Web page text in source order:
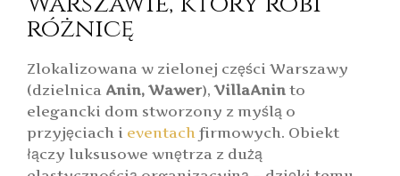
różnicę
Zlokalizowana w zielonej części Warszawy
(dzielnica Anin, Wawer),VillaAnin to
elegancki dom stworzony z myślą o
przyjęciach i eventach firmowych. Obiekt
łączy luksusowe wnętrza z dużą